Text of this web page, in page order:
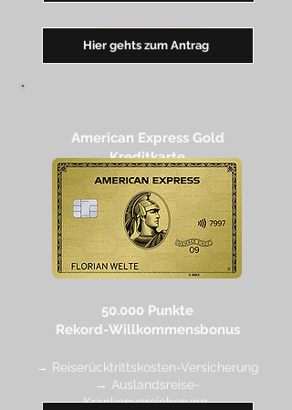
━━━━━━━
Hier gehts zum Antrag
American Express Gold
Kreditkarte
50.000 Punkte
Rekord-Willkommensbonus
→ Reiserücktrittskosten-Versicherung
→ Auslandsreise-
Krankenversicherung